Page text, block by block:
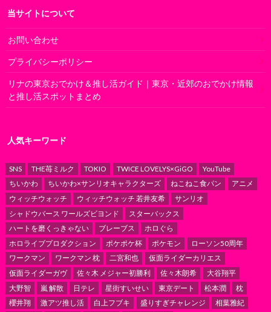
当サイトについて
お問い合わせ
プライバシーポリシー
リナの東京おでかけ＆推し活ガイド｜東京・近郊のおでかけ情報
と推し活スポットまとめ
人気キーワード
SNS THE苺ミルク TOKIO TWICE LOVELYS×GiGO
YouTube
ちいかわ
ちいかわ×サンリオキャラクターズ ねこねこ食パン
アニメ
ウィッチウォッチ
ウィッチウォッチ 若井友希
サンリオ
シャドウバース ワールズビヨンド
スターバックス
ハートを磨くっきゃない
ブレーブス
ホロぐら
ホロライブプロダクション
ポケポケ杯 ポケモン
ローソン50周年
ワークマン
ワークマン 枕 二宮和也
仮面ライダーカリエス
仮面ライダーガヴ
佐々木 メジャー初勝利 佐々木朗希
大谷翔平
大野智
嵐 解散 日テレ 星街すいせい 東京デート 松本潤
枕
櫻井翔
激アツ推し活 白上フブキ 盛りすぎチャレンジ
相葉雅紀